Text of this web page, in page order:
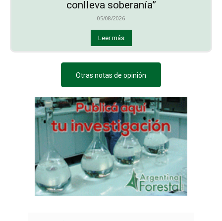
conlleva soberanía”
05/08/2026
Leer más
Otras notas de opinión